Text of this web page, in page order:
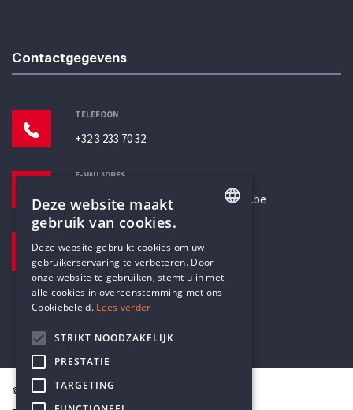
Contactgegevens
TELEFOON
+32 3 233 70 32
E-MAILADRES
secretariaat@humanistischverbond.be
Pottenbrug 4
Antwerpen, 2000
© Humanistisch Verbond 2026
DUTCH
Deze website maakt
gebruik van cookies.
Deze website gebruikt cookies om uw
gebruikerservaring te verbeteren. Door
onze website te gebruiken, stemt u in met
alle cookies in overeenstemming met ons
Cookiebeleid. Lees verder
STRIKT NOODZAKELIJK
PRESTATIE
TARGETING